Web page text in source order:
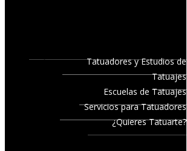
Tatuadores y Estudios de
Tatuajes
Escuelas de Tatuajes
Servicios para Tatuadores
¿Quieres Tatuarte?